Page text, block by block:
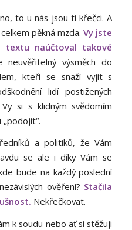
to u nás jsou ti křečci. A
pěkná mzda. Vy jste
naúčtoval takové
výsměch do
kteří se snaží vyjít s
lidí postižených
si s klidným svědomím
a politiků, že Vám
se ale i díky Vám se
bude na každý poslední
ověření? Stačila
Nekřečkovat.
k soudu nebo ať si stěžuji